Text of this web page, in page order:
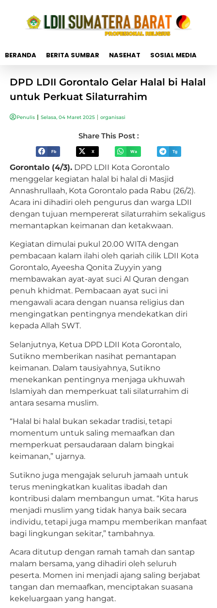
BERANDA BERITA SUMBAR NASEHAT SOSIAL MEDIA
DPD LDII Gorontalo Gelar Halal bi Halal
untuk Perkuat Silaturrahim
Penulis Selasa, 04 Maret 2025 organisasi
Share This Post :
Fb X Wa Tg
Gorontalo (4/3). DPD LDII Kota Gorontalo
menggelar kegiatan halal bi halal di Masjid
Annashrullaah, Kota Gorontalo pada Rabu (26/2).
Acara ini dihadiri oleh pengurus dan warga LDII
dengan tujuan mempererat silaturrahim sekaligus
memantapkan keimanan dan ketakwaan.
Kegiatan dimulai pukul 20.00 WITA dengan
pembacaan kalam ilahi oleh qariah cilik LDII Kota
Gorontalo, Ayeesha Qonita Zuyyin yang
membawakan ayat-ayat suci Al Quran dengan
penuh khidmat. Pembacaan ayat suci ini
mengawali acara dengan nuansa religius dan
mengingatkan pentingnya mendekatkan diri
kepada Allah SWT.
Selanjutnya, Ketua DPD LDII Kota Gorontalo,
Sutikno memberikan nasihat pemantapan
keimanan. Dalam tausiyahnya, Sutikno
menekankan pentingnya menjaga ukhuwah
Islamiyah dan memperkuat tali silaturrahim di
antara sesama muslim.
“Halal bi halal bukan sekadar tradisi, tetapi
momentum untuk saling memaafkan dan
memperkuat persaudaraan dalam bingkai
keimanan,” ujarnya.
Sutikno juga mengajak seluruh jamaah untuk
terus meningkatkan kualitas ibadah dan
kontribusi dalam membangun umat. “Kita harus
menjadi muslim yang tidak hanya baik secara
individu, tetapi juga mampu memberikan manfaat
bagi lingkungan sekitar,” tambahnya.
Acara ditutup dengan ramah tamah dan santap
malam bersama, yang dihadiri oleh seluruh
peserta. Momen ini menjadi ajang saling berjabat
tangan dan memaafkan, menciptakan suasana
kekeluargaan yang hangat.